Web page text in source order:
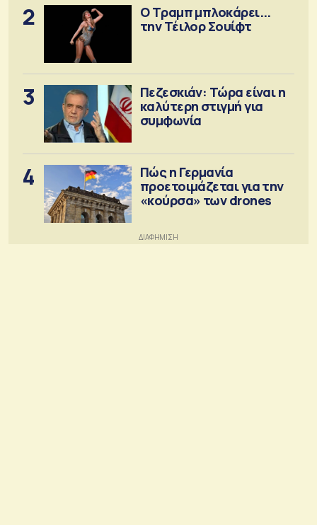
2
Ο Τραμπ μπλοκάρει...
την Τέιλορ Σουίφτ
3
Πεζεσκιάν: Τώρα είναι η
καλύτερη στιγμή για
συμφωνία
4
Πώς η Γερμανία
προετοιμάζεται για την
«κούρσα» των drones